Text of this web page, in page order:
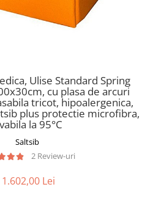
Ulise Standard Spring
cu plasa de arcuri
tricot, hipoalergenica,
plus protectie microfibra,
la 95°C
Saltsib
2 Review-uri
1.602,00 Lei